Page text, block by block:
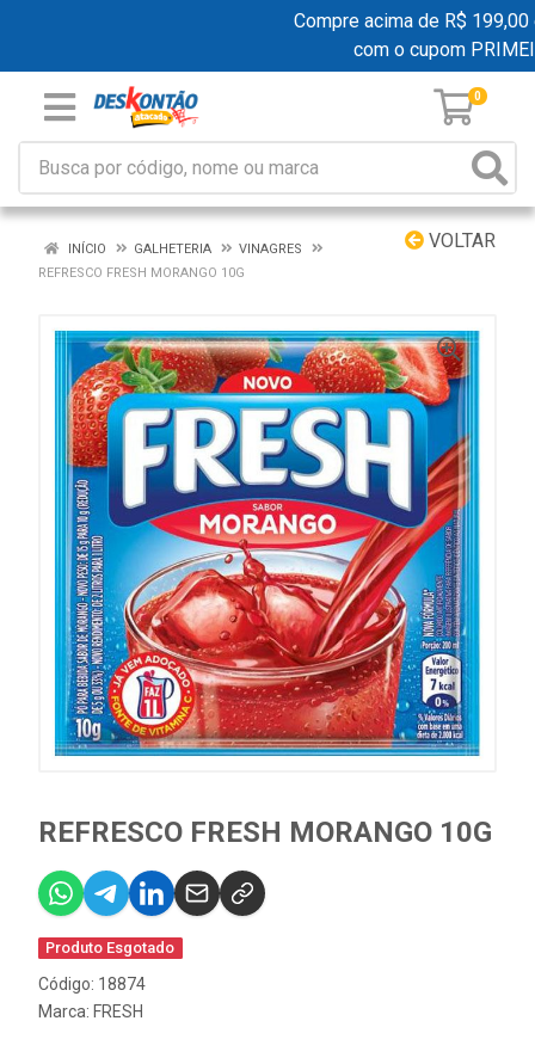
Compre acima de R$ 199,00
com o cupom
0
VOLTAR
INÍCIO GALHETERIA
VINAGRES
REFRESCO FRESH MORANGO 10G
REFRESCO FRESH MORANGO 10G
Produto Esgotado
Código: 18874
Marca: FRESH